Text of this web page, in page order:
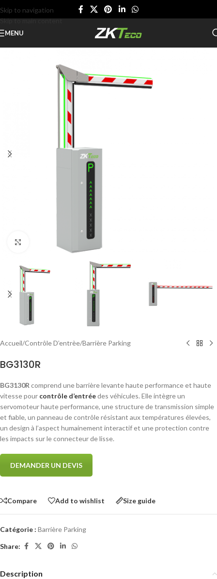
Skip to navigation
Skip to main content
MENU
Accueil/Contrôle D’entrèe/Barrière Parking
BG3130R
BG3130R comprend une barrière levante haute performance et haute
vitesse pour contrôle d’entréedes véhicules. Elle intègre un
servomoteur haute performance, une structure de transmission simple
et fiable, un panneau de contrôle résistant aux températures élevées,
un design à l’aspect humainement interactif et une protection contre
les impacts sur le connecteur de lisse.
DEMANDER UN DEVIS
Compare Add to wishlist Size guide
Catégorie : Barrière Parking
Share:
Description